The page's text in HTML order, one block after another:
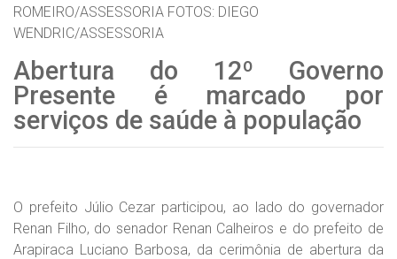
ROMEIRO/ASSESSORIA FOTOS: DIEGO
WENDRIC/ASSESSORIA
Abertura do 12º Governo
Presente é marcado por
serviços de saúde à população
O prefeito Júlio Cezar participou, ao lado do governador
Renan Filho, do senador Renan Calheiros e do prefeito de
Arapiraca Luciano Barbosa, da cerimônia de abertura da